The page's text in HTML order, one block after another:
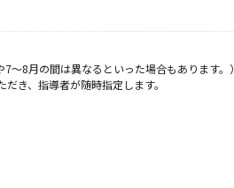
8月の間は異なるといった場合もあります。）
き、指導者が随時指定します。